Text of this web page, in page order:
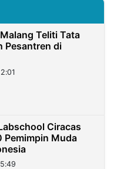
Teliti Tata
Pesantren di
Ciracas
Pemimpin Muda